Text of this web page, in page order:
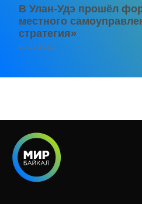
В Улан-Удэ прошёл
местного
стратегия»
05.08.2026